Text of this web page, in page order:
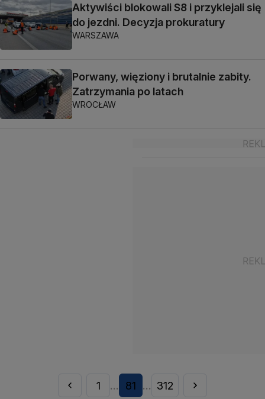
Aktywiści blokowali S8 i przyklejali się
do jezdni. Decyzja prokuratury
WARSZAWA
Porwany, więziony i brutalnie zabity.
Zatrzymania po latach
WROCŁAW
1 ... 81 ... 312